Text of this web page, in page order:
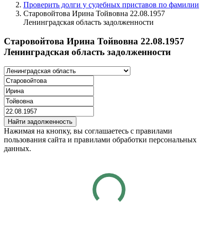
Проверить долги у судебных приставов по фамилии
Старовойтова Ирина Тойвовна 22.08.1957
Ленинградская область задолженности
Старовойтова Ирина Тойвовна 22.08.1957
Ленинградская область задолженности
Найти задолженность
Нажимая на кнопку, вы соглашаетесь с правилами
пользования сайта и правилами обработки персональных
данных.